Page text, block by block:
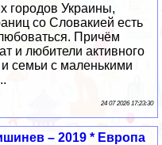
городов Украины,
со Словакией есть
Причём
и любители активного
семьи с маленькими
24 07 2026 17:23:30
– 2019 * Европа